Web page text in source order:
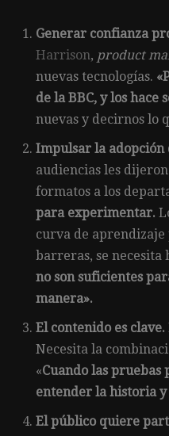
Generar confianza
Harrison, product
nuevas tecnologías.
de la BBC, y los
nuevas y decirnos lo
Impulsar la adopción
audiencias les
formatos a los
para experimentar.
curva de aprendizaje
barreras, se necesita
no son suficientes
manera».
El contenido es clave.
Necesita la
«Cuando las
entender la historia
El público quiere